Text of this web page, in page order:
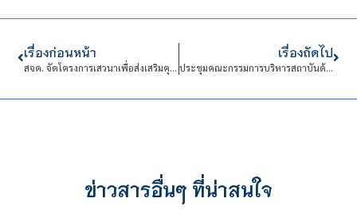
เรื่องก่อนหน้า
สจด. จัดโครงการเสวนาเพื่อส่งเสริมคุณธรรม จริยธรรมในการปฏิบัติงาน หัวข้อ “การจัดการทรัพยากรที่เหมาะสม การนำของส่วนรวมไปใช้ส่วนตัว และการจัดการขยะ”
เรื่องถัดไป
ประชุมคณะกรรมการบริหารสถาบันด้านการบริหารงานบุคคล (กบค.) ครั้งที่ 77 (2/ปีการศึกษา พ.ศ. 2568)
ข่าวสารอื่นๆ ที่น่าสนใจ